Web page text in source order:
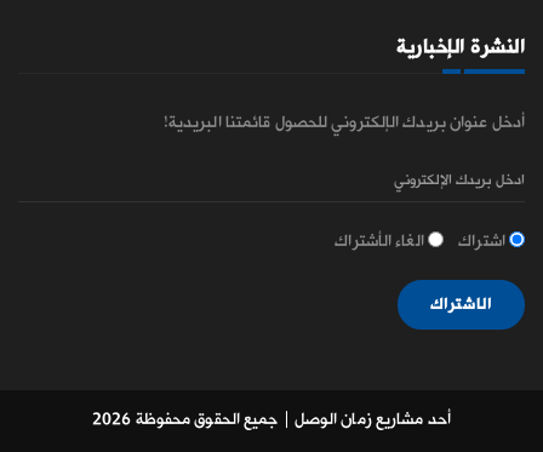
النشرة الإخبارية
أدخل عنوان بريدك الإلكتروني للحصول قائمتنا البريدية!
اشتراك الغاء الأشتراك
الاشتراك
أحد مشاريع زمان الوصل | جميع الحقوق محفوظة 2026